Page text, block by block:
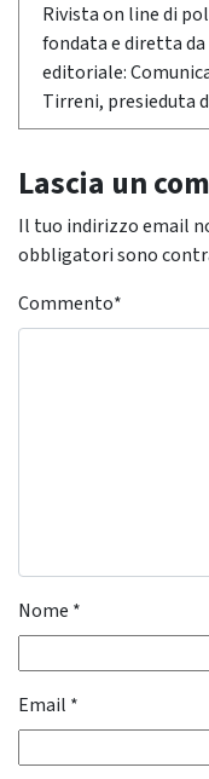
Rivista on line di
fondata e diretta
editoriale:
Tirreni, presieduta
Lascia un
Il tuo indirizzo email
obbligatori sono
Commento*
Nome *
Email *